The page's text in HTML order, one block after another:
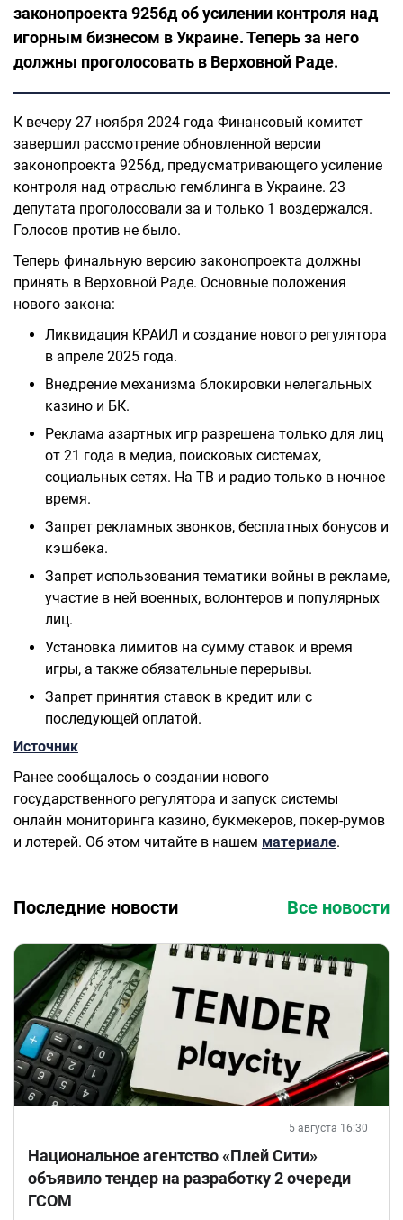
законопроекта 9256д об усилении контроля над
игорным бизнесом в Украине. Теперь за него
должны проголосовать в Верховной Раде.
К вечеру 27 ноября 2024 года Финансовый комитет
завершил рассмотрение обновленной версии
законопроекта 9256д, предусматривающего усиление
контроля над отраслью гемблинга в Украине. 23
депутата проголосовали за и только 1 воздержался.
Голосов против не было.
Теперь финальную версию законопроекта должны
принять в Верховной Раде. Основные положения
нового закона:
Ликвидация КРАИЛ и создание нового регулятора
в апреле 2025 года.
Внедрение механизма блокировки нелегальных
казино и БК.
Реклама азартных игр разрешена только для лиц
от 21 года в медиа, поисковых системах,
социальных сетях. На ТВ и радио только в ночное
время.
Запрет рекламных звонков, бесплатных бонусов и
кэшбека.
Запрет использования тематики войны в рекламе,
участие в ней военных, волонтеров и популярных
лиц.
Установка лимитов на сумму ставок и время
игры, а также обязательные перерывы.
Запрет принятия ставок в кредит или с
последующей оплатой.
Источник
Ранее сообщалось о создании нового
государственного регулятора и запуск системы
онлайн мониторинга казино, букмекеров, покер-румов
и лотерей. Об этом читайте в нашем материале.
Последние новости Все новости
5 августа 16:30
Национальное агентство «Плей Сити»
объявило тендер на разработку 2 очереди
ГСОМ